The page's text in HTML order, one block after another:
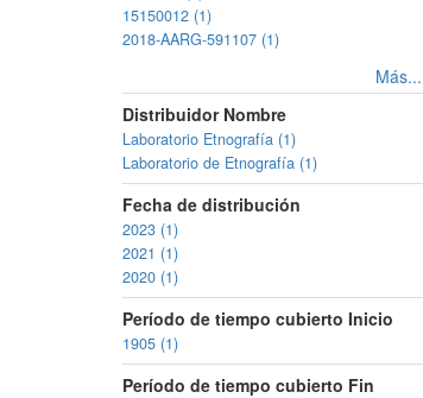
15150012 (1)
2018-AARG-591107 (1)
Más...
Distribuidor Nombre
Laboratorio Etnografía (1)
Laboratorio de Etnografía (1)
Fecha de distribución
2023 (1)
2021 (1)
2020 (1)
Período de tiempo cubierto Inicio
1905 (1)
Período de tiempo cubierto Fin